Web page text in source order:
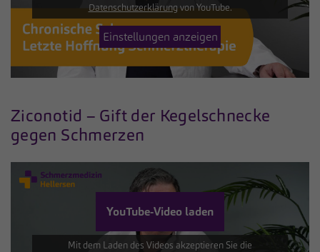
Datenschutzerklärung von YouTube.
Einstellungen anzeigen
Ziconotid – Gift der Kegelschnecke
gegen Schmerzen
YouTube-Video laden
Mit dem Laden des Videos akzeptieren Sie die